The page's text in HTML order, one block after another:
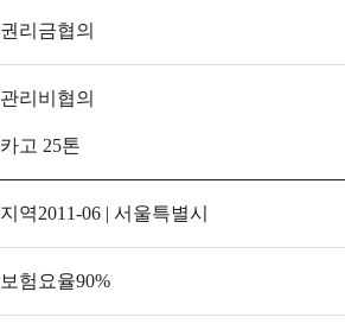
권리금협의
관리비 협의
카고 25톤
지역2011-06 | 서울특별시
보험요율90%